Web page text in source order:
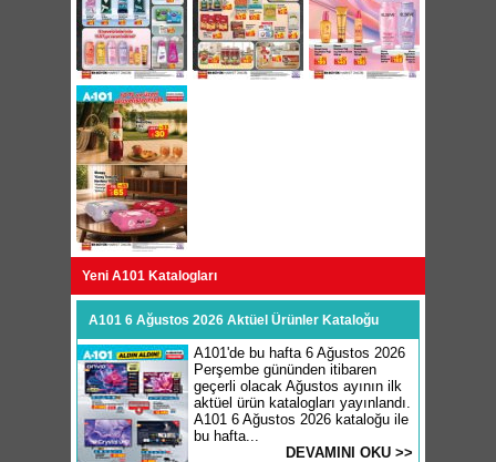
Yeni A101 Katalogları
A101 6 Ağustos 2026 Aktüel Ürünler Kataloğu
A101'de bu hafta 6 Ağustos 2026
Perşembe gününden itibaren
geçerli olacak Ağustos ayının ilk
aktüel ürün katalogları yayınlandı.
A101 6 Ağustos 2026 kataloğu ile
bu hafta...
DEVAMINI OKU >>